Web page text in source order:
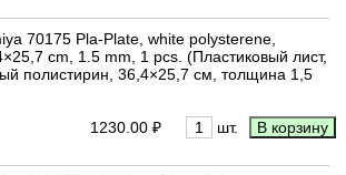
70175 Pla-Plate, white polysterene,
cm, 1.5 mm, 1 pcs. (Пластиковый лист,
полистирин, 36,4×25,7 см, толщина 1,5
1230.00 ₽
шт.